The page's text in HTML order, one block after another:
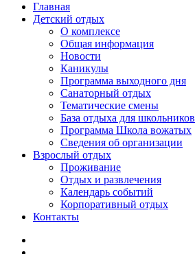
Главная
Детский отдых
О комплексе
Общая информация
Новости
Каникулы
Программа выходного дня
Санаторный отдых
Тематические смены
База отдыха для школьников
Программа Школа вожатых
Cведения об организации
Взрослый отдых
Проживание
Отдых и развлечения
Календарь событий
Корпоративный отдых
Контакты